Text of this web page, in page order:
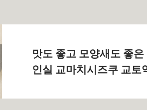
맛도 좋고 모양새도 좋
인실 교마치시즈쿠 교토